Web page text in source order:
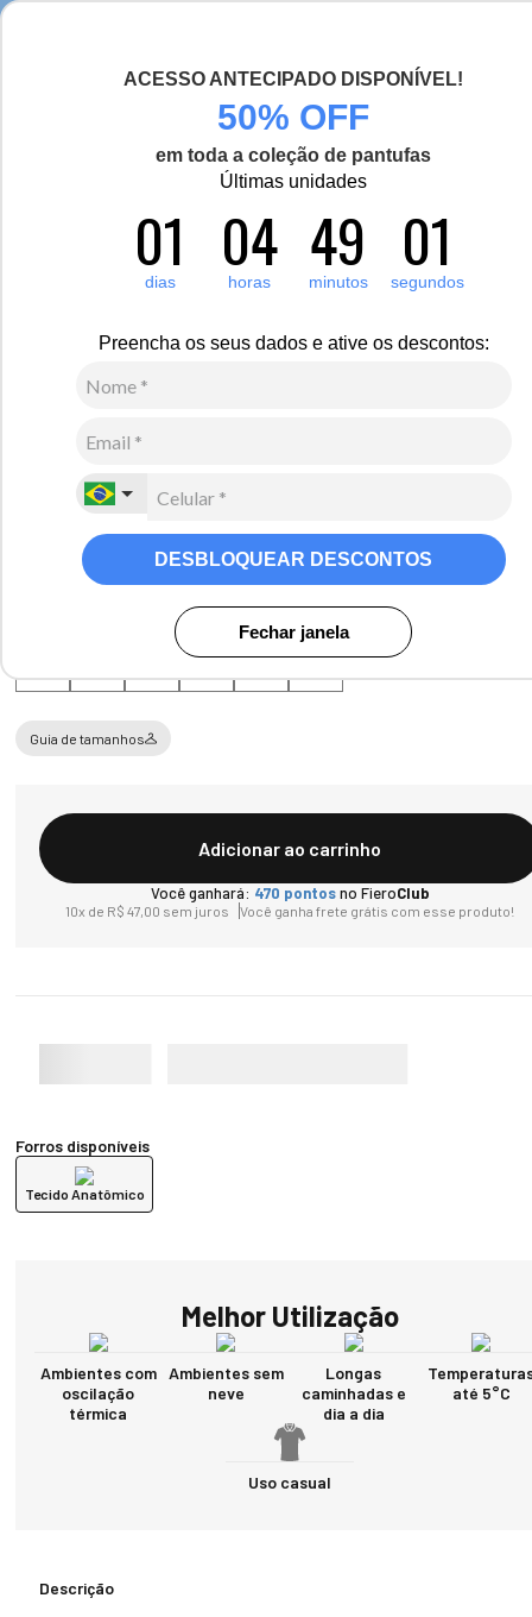
ACESSO ANTECIPADO DISPONÍVEL!
50% OFF
em toda a coleção de pantufas
Últimas unidades
01
dias 04
horas 49
minutos 01
segundos
Preencha os seus dados e ative os descontos:
DESBLOQUEAR DESCONTOS
Fechar janela
Tênis Feminino de inverno Urban Sneaky em couro
Ver Parcelas
Café
Guia de tamanhos
Adicionar ao carrinho
Você ganhará: 470 pontosno FieroClub
10x de R$ 47,00 sem juros Você ganha frete grátis com esse produto!
Forros disponíveis
Tecido Anatômico
Melhor Utilização
Ambientes com
oscilação
térmica
Ambientes sem
neve
Longas
caminhadas e
dia a dia
até 5°C
Uso casual
Descrição